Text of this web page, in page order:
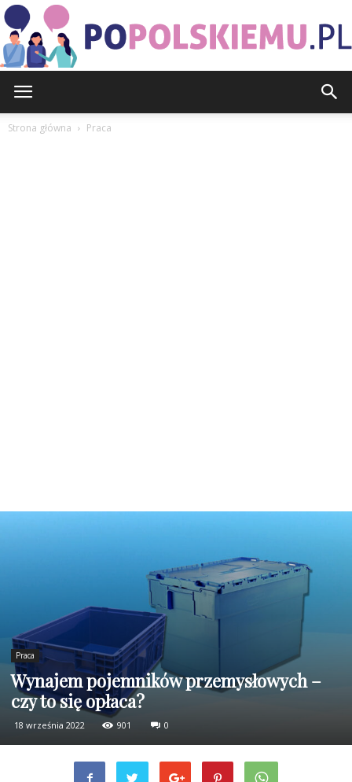
Strona główna Praca
Praca
Wynajem pojemników przemysłowych –
czy to się opłaca?
18 września 2022 901 0